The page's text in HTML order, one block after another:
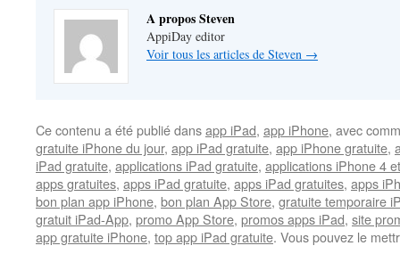
A propos Steven
AppiDay editor
Voir tous les articles de Steven →
Ce contenu a été publié dansapp iPad, app iPhone, avec
gratuite iPhone du jour, app iPad gratuite, app iPhone gratuite,
iPad gratuite, applications iPad gratuite, applications iPhone 4
apps gratuites, apps iPad gratuite, apps iPad gratuites, apps
bon plan app iPhone, bon plan App Store, gratuite temporaire
gratuit iPad-App, promo App Store, promos apps iPad, site
app gratuite iPhone, top app iPad gratuite. Vous pouvez le